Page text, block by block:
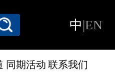
中|EN
同期活动 联系我们